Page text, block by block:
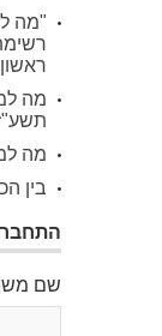
מה
מה
בין
התחבר
שם